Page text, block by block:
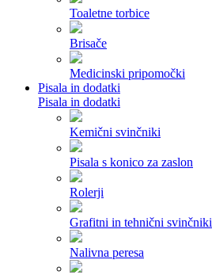
Toaletne torbice
Brisače
Medicinski pripomočki
Pisala in dodatki
Pisala in dodatki
Kemični svinčniki
Pisala s konico za zaslon
Rolerji
Grafitni in tehnični svinčniki
Nalivna peresa